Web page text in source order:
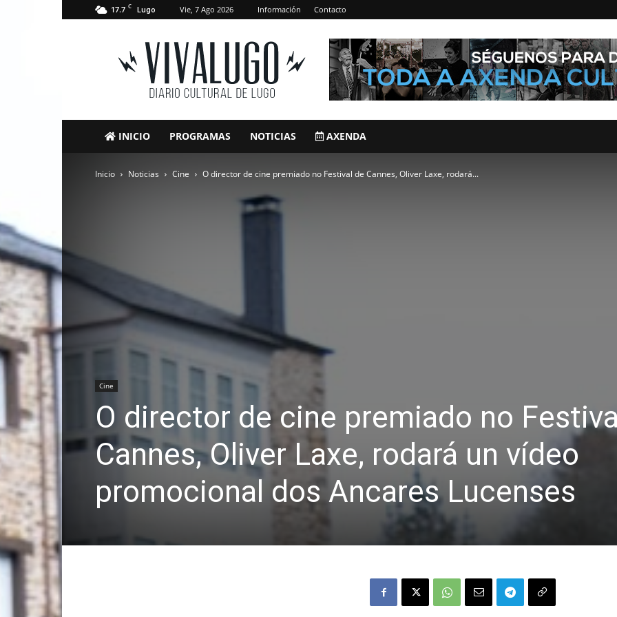
17.7 C Lugo Vie, 7 Ago 2026 Información Contacto
VivaLugo
INICIO PROGRAMAS NOTICIAS AXENDA
Inicio Noticias Cine O director de cine premiado no Festival de Cannes, Oliver Laxe, rodará...
Cine
O director de cine premiado no
Cannes, Oliver Laxe, rodará un vídeo
promocional dos Ancares Lucenses